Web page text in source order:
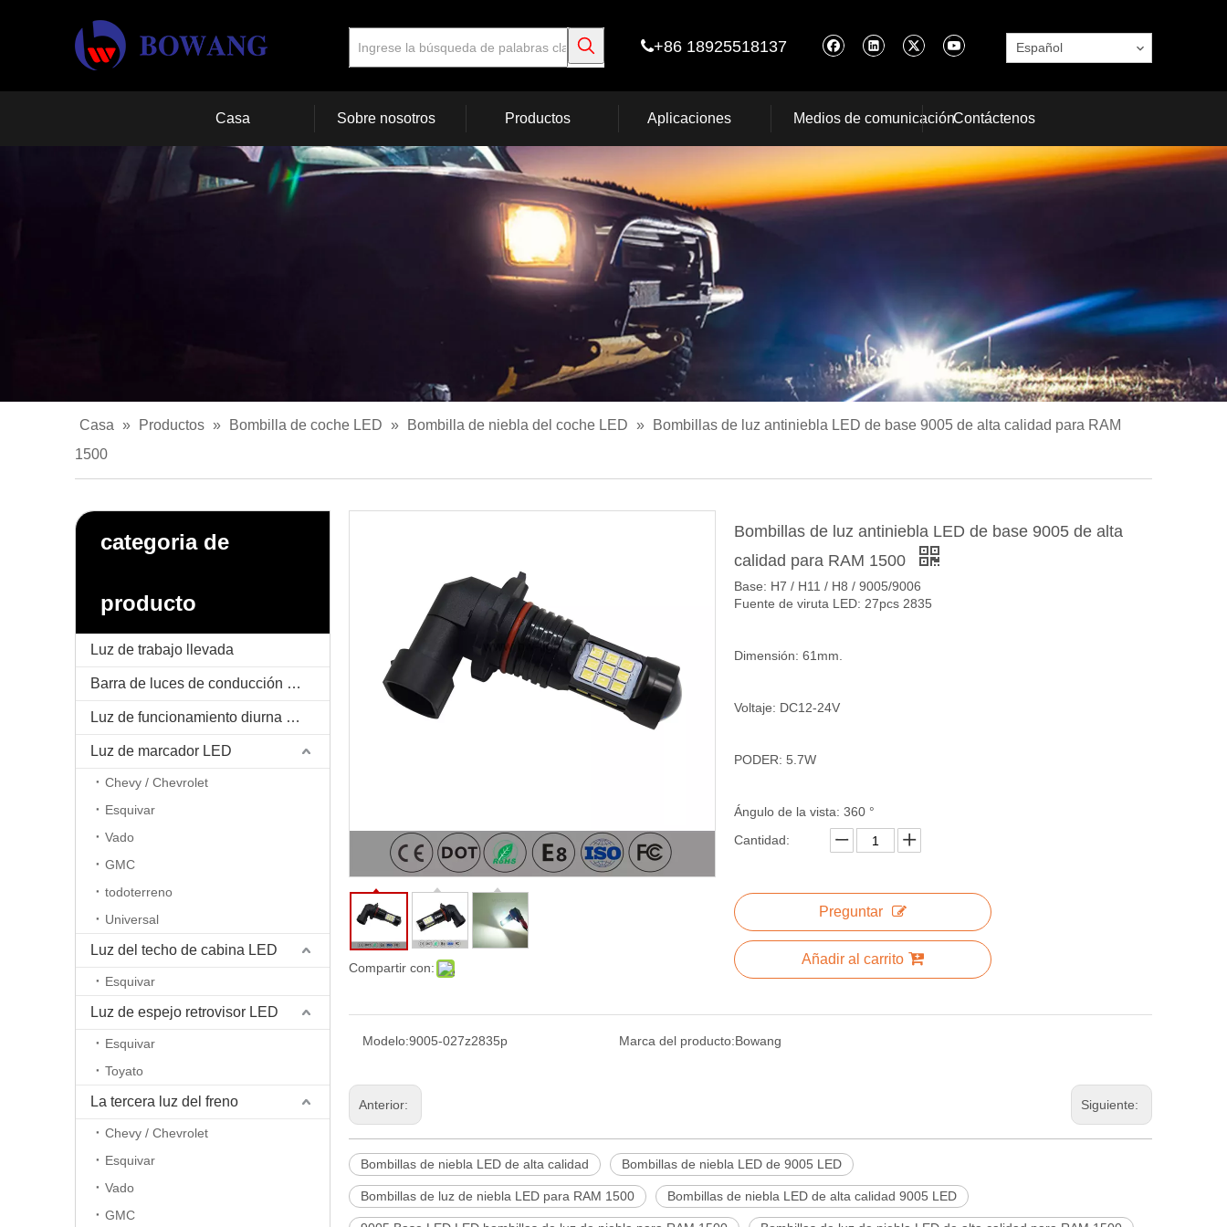
+86 18925518137 Español
Casa Sobre nosotros Productos Aplicaciones Medios de comunicaciónContáctenos
Casa » Productos » Bombilla de coche LED » Bombilla de niebla del coche LED »
Bombillas de luz antiniebla LED de base 9005 de alta calidad para RAM
1500
categoria de
producto
Luz de trabajo llevada
Barra de luces de conducción LED
Luz de funcionamiento diurna LED / DRL
Luz de marcador LED
Chevy / Chevrolet
Esquivar
Vado
GMC
todoterreno
Universal
Luz del techo de cabina LED
Esquivar
Luz de espejo retrovisor LED
Esquivar
Toyato
La tercera luz del freno
Chevy / Chevrolet
Esquivar
Vado
GMC
Compartir con:
Bombillas de luz antiniebla LED de base 9005 de alta
calidad para RAM 1500
Base: H7 / H11 / H8 / 9005/9006
Fuente de viruta LED: 27pcs 2835
Dimensión: 61mm.
Voltaje: DC12-24V
PODER: 5.7W
Ángulo de la vista: 360 °
Cantidad:
Preguntar
Añadir al carrito
Modelo:9005-027z2835p Marca del producto:Bowang
Anterior: Siguiente:
Bombillas de niebla LED de alta calidad Bombillas de niebla LED de 9005 LED
Bombillas de luz de niebla LED para RAM 1500 Bombillas de niebla LED de alta calidad 9005 LED